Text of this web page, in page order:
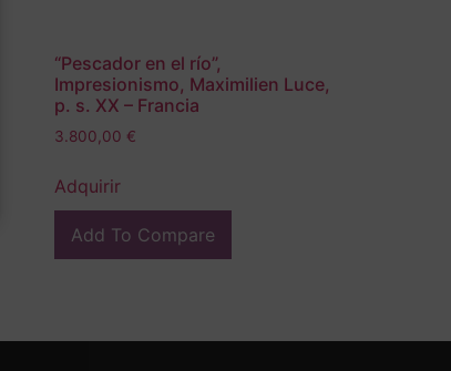
“Pescador en el río”,
Impresionismo, Maximilien Luce,
p. s. XX – Francia
3.800,00 €
Adquirir
Add To Compare